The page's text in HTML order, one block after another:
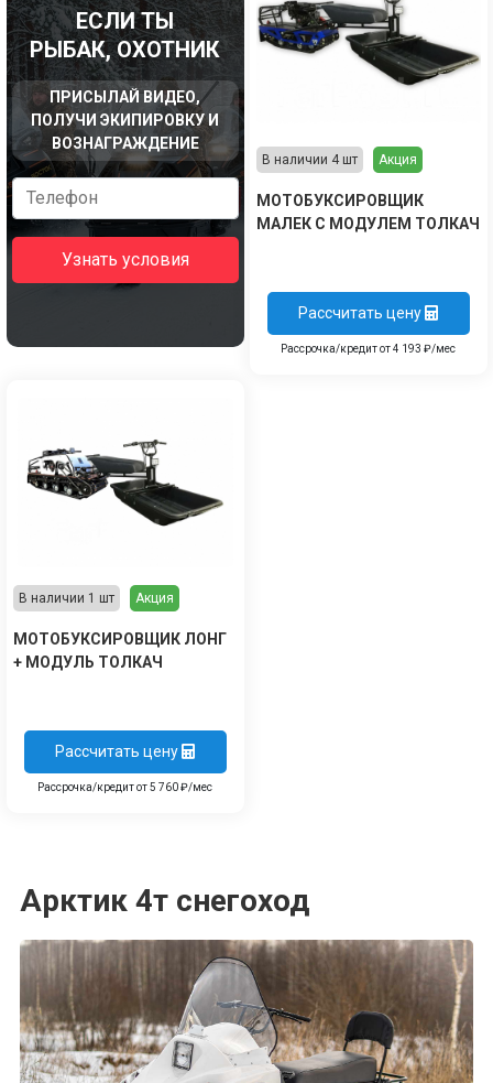
ЕСЛИ ТЫ
РЫБАК, ОХОТНИК
ПРИСЫЛАЙ ВИДЕО,
ПОЛУЧИ ЭКИПИРОВКУ И
ВОЗНАГРАЖДЕНИЕ
Узнать условия
В наличии 4 шт Акция
МОТОБУКСИРОВЩИК
МАЛЕК C МОДУЛЕМ ТОЛКАЧ
Рассчитать цену
Рассрочка/кредит от 4 193 ₽/мес
В наличии 1 шт Акция
МОТОБУКСИРОВЩИК ЛОНГ
+ МОДУЛЬ ТОЛКАЧ
Рассчитать цену
Рассрочка/кредит от 5 760 ₽/мес
Арктик 4т снегоход